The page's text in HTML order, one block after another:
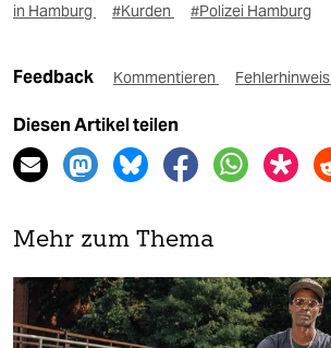
in Hamburg
#Kurden #Polizei Hamburg
Feedback Kommentieren Fehlerhinweis
Diesen Artikel teilen
Mehr zum Thema